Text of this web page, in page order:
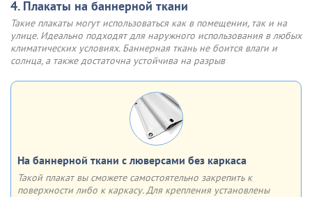
Варианты крепления:
двусторонний скотч
обычные отверстия
отверстия, укрепленные люверсами
4. Плакаты на баннерной ткани
Такие плакаты могут использоваться как в помещении, так и на
улице. Идеально подходят для наружного использования в любых
климатических условиях. Баннерная ткань не боится влаги и
солнца, а также достаточна устойчива на разрыв
На баннерной ткани с люверсами без каркаса
Такой плакат вы сможете самостоятельно закрепить к
поверхности либо к каркасу. Для крепления установлены